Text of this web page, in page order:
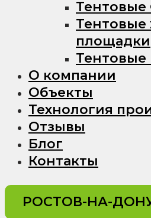
Тентовые
площадки
О компании
Объекты
Технология
Отзывы
Блог
Контакты
РОСТОВ-НА-